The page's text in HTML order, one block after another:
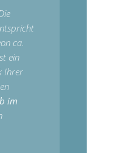
ca.
ein
Ihrer
im